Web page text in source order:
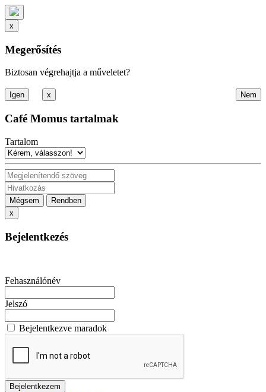
x
Megerősítés
Biztosan végrehajtja a műveletet?
x
Café Momus tartalmak
Tartalom
Mégsem
Rendben
x
Bejelentkezés
Fehasználónév
Jelszó
Bejelentkezve maradok